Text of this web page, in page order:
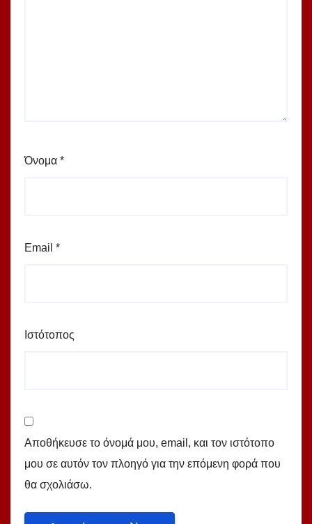
Όνομα *
Email *
Ιστότοπος
Αποθήκευσε το όνομά μου, email, και τον ιστότοπο
μου σε αυτόν τον πλοηγό για την επόμενη φορά που
θα σχολιάσω.